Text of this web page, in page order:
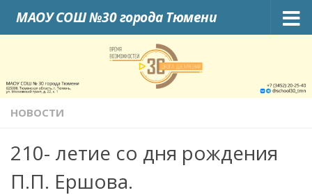
Skip to content
МАОУ СОШ №30 города Тюмени
НОВОСТИ
210- летие со дня рождения
П.П. Ершова.